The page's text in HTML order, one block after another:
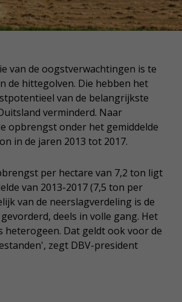
van de oogstverwachtingen is te
de hittegolven. Die hebben het
van de belangrijkste
verminderd. Naar
opbrengst onder het gemiddelde
in de jaren 2013 tot 2017.
per hectare van 7,2 ton ligt
van 2013-2017 (7,5 ton per
van de neerslagverdeling is de
deels in volle gang. Het
heterogeen. Dat geldt ook voor de
zegt DBV-president